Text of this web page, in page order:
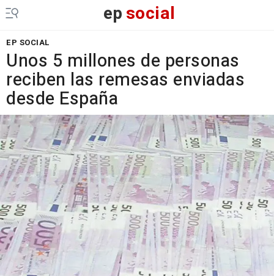
epsocial
EP SOCIAL
Unos 5 millones de personas
reciben las remesas enviadas
desde España